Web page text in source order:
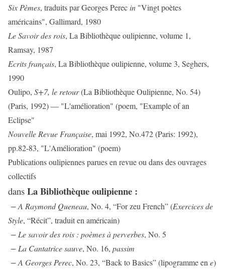
Six Pèmes, traduits par Georges Perec in "Vingt poètes
américains", Gallimard, 1980
Le Savoir des rois, La Bibliothèque oulipienne, volume 1,
Ramsay, 1987
Ecrits français, La Bibliothèque oulipienne, volume 3, Seghers,
1990
Oulipo, S+7, le retour(La Bibliothèque Oulipienne, No. 54)
(Paris, 1992) — "L'amélioration" (poem, "Example of an
Eclipse"
Nouvelle Revue Française, mai 1992, No.472 (Paris: 1992),
pp.82-83, "L'Amélioration" (poem)
Publications oulipiennes parues en revue ou dans des ouvrages
collectifs
dans La Bibliothèque oulipienne :
− A Raymond Queneau, No. 4, “For zeu French” (Exercices de
Style, “Récit”, traduit en américain)
− Le savoir des rois : poèmes à perverbes, No. 5
− La Cantatrice sauve, No. 16, passim
− A Georges Perec, No. 23, “Back to Basics” (lipogramme en e)